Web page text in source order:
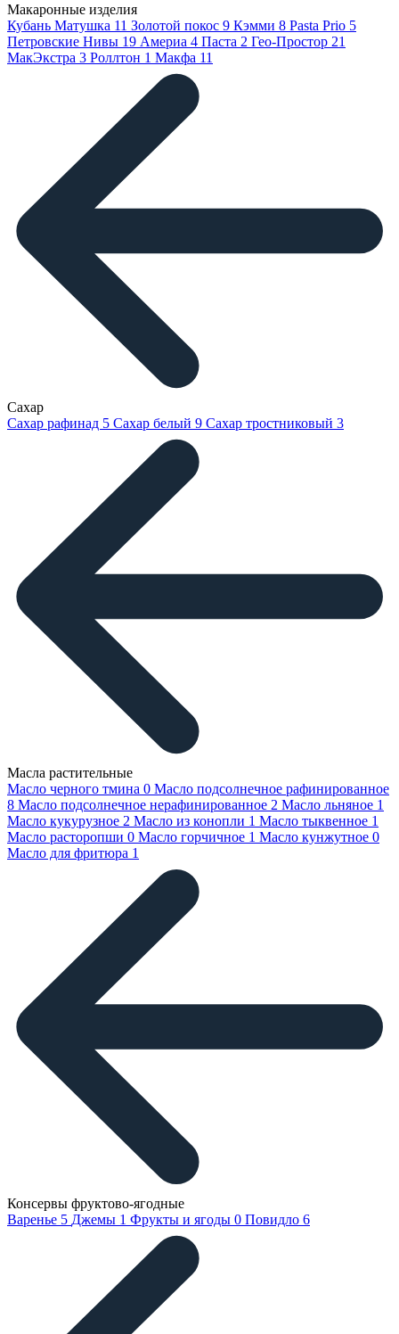
Макаронные изделия
Кубань Матушка 11 Золотой покос 9 Кэмми 8 Pasta Prio 5
Петровские Нивы 19 Америа 4 Паста 2 Гео-Простор 21
МакЭкстра 3 Роллтон 1 Макфа 11
Сахар
Сахар рафинад 5 Сахар белый 9 Сахар тростниковый 3
Масла растительные
Масло черного тмина 0 Масло подсолнечное рафинированное
8 Масло подсолнечное нерафинированное 2 Масло льняное 1
Масло кукурузное 2 Масло из конопли 1 Масло тыквенное 1
Масло расторопши 0 Масло горчичное 1 Масло кунжутное 0
Масло для фритюра 1
Консервы фруктово-ягодные
Варенье 5 Джемы 1 Фрукты и ягоды 0 Повидло 6